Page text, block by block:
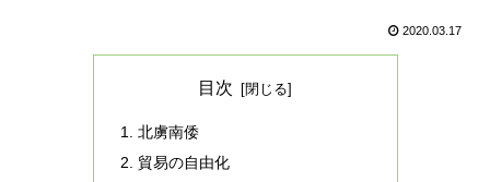
2020.03.17
目次
北虜南倭
貿易の自由化